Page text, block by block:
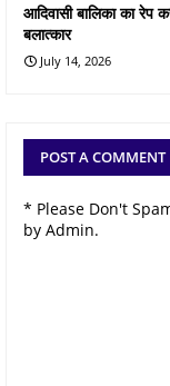
आदिवासी बालिका का रेप
बलात्कार
July 14, 2026
POST A COMMENT
* Please Don't
by Admin.